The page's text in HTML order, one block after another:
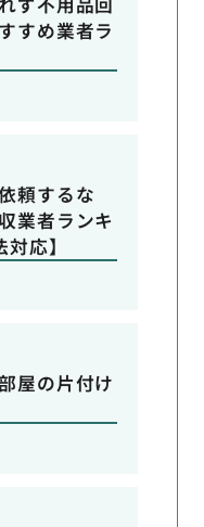
すめ業者ラ
頼するな
業者ランキ
応】
屋の片付け